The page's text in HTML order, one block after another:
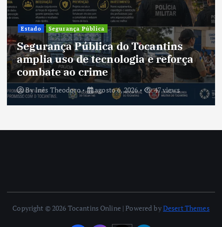
Estado Segurança Pública
Segurança Pública do Tocantins
amplia uso de tecnologia e reforça
combate ao crime
ByInês Theodoro agosto 6, 2026 47 views
Copyright © 2026 Tocantins Online | Powered byDesert Themes